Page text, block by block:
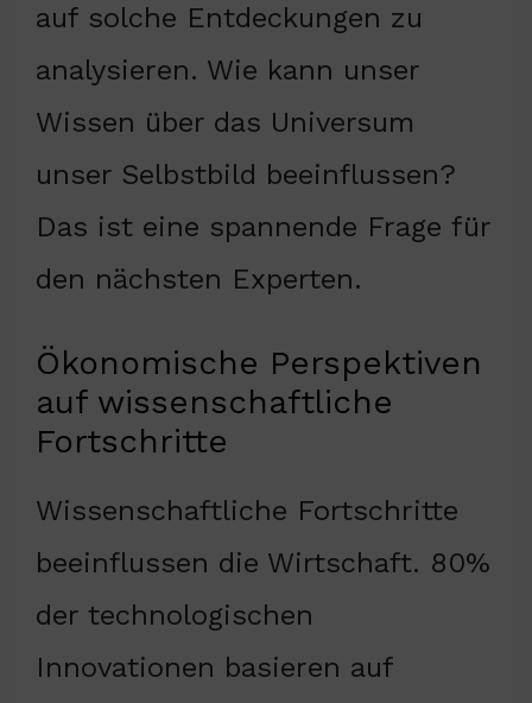
auf solche Entdeckungen zu
analysieren. Wie kann unser
Wissen über das Universum
unser Selbstbild beeinflussen?
Das ist eine spannende Frage für
den nächsten Experten.
Ökonomische Perspektiven
auf wissenschaftliche
Fortschritte
Wissenschaftliche Fortschritte
beeinflussen die Wirtschaft. 80%
der technologischen
Innovationen basieren auf